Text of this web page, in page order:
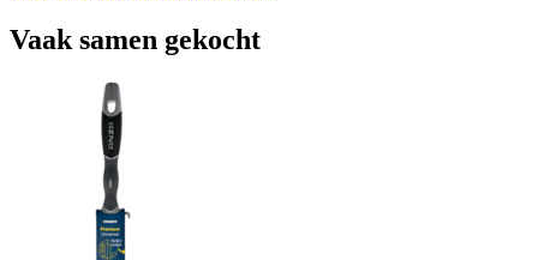
Vaak samen gekocht